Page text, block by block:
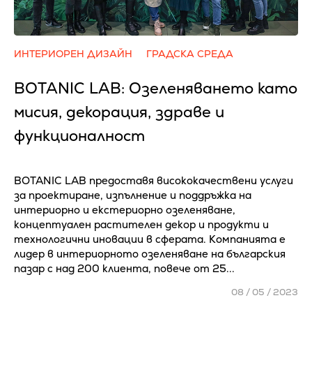
ИНТЕРИОРЕН ДИЗАЙН ГРАДСКА СРЕДА
BOTANIC LAB: Озеленяването като
мисия, декорация, здраве и
функционалност
BOTANIC LAB предоставя висококачествени услуги
за проектиране, изпълнение и поддръжка на
интериорно и екстериорно озеленяване,
концептуален растителен декор и продукти и
технологични иновации в сферата. Компанията е
лидер в интериорното озеленяване на българския
пазар с над 200 клиента, повече от 25...
08 / 05 / 2023